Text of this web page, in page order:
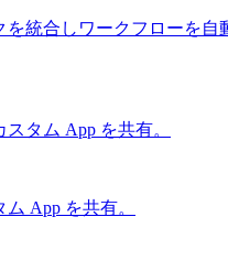
を統合しワークフローを自
タム App を共有。
App を共有。